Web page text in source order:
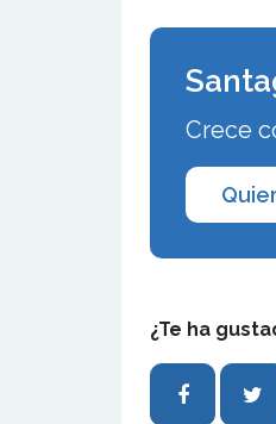
Crece
¿Te ha